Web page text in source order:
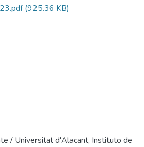
(925.36 KB)
/ Universitat d'Alacant, Instituto de